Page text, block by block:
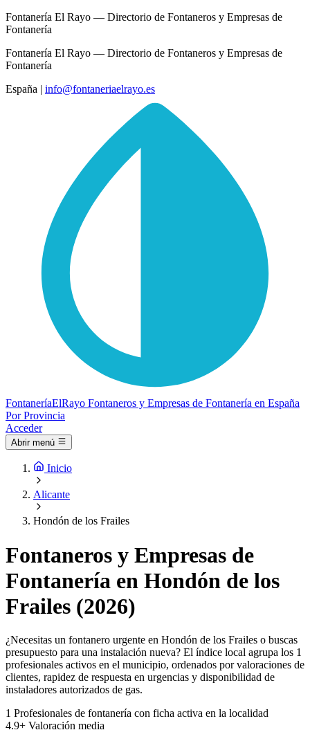
Fontanería El Rayo — Directorio de Fontaneros y Empresas de
Fontanería
Fontanería El Rayo — Directorio de Fontaneros y Empresas de
Fontanería
España | info@fontaneriaelrayo.es
FontaneríaElRayo Fontaneros y Empresas de Fontanería en España
Por Provincia
Acceder
Abrir menú
Inicio
Alicante
Hondón de los Frailes
Fontaneros y Empresas de
Fontanería en Hondón de los
Frailes (2026)
¿Necesitas un fontanero urgente en Hondón de los Frailes o buscas
presupuesto para una instalación nueva? El índice local agrupa los 1
profesionales activos en el municipio, ordenados por valoraciones de
clientes, rapidez de respuesta en urgencias y disponibilidad de
instaladores autorizados de gas.
1 Profesionales de fontanería con ficha activa en la localidad
4.9+ Valoración media